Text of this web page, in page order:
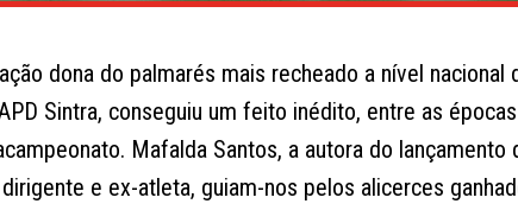
dona do palmarés mais recheado a nível
Sintra, conseguiu um feito inédito, entre as
Mafalda Santos, a autora do
dirigente e ex-atleta, guiam-nos pelos alicerces